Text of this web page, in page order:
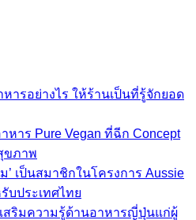
ารอย่างไร ให้ร้านเป็นที่รู้จักยอด
หาร Pure Vegan ที่ฉีก Concept
ขภาพ
’ เป็นสมาชิกในโครงการ Aussie
บประเทศไทย
สริมความรู้ด้านอาหารญี่ปุ่นแก่ผู้